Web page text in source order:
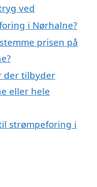
ved
i Nørhalne?
prisen på
der tilbyder
eller hele
strømpeforing i